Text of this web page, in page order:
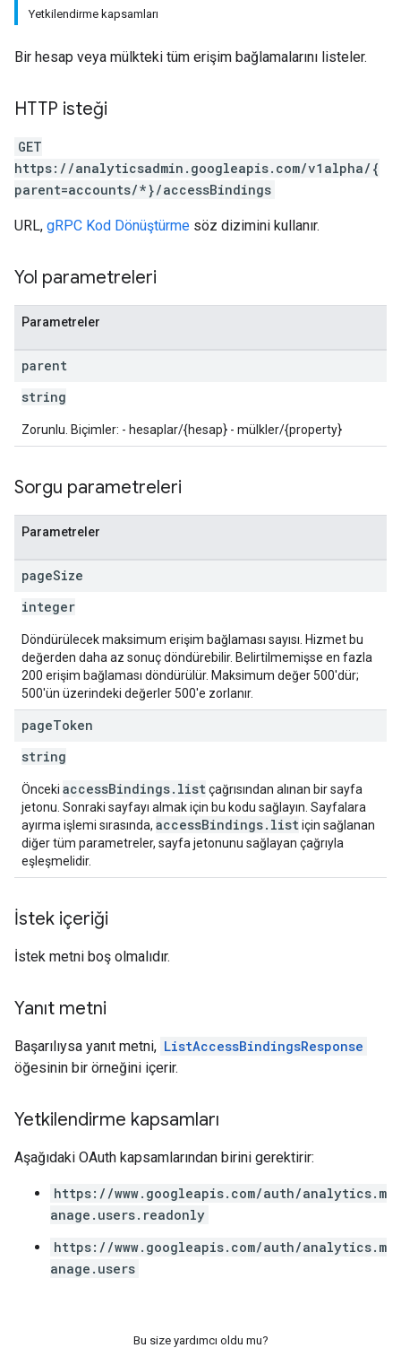
Yetkilendirme kapsamları
Bir hesap veya mülkteki tüm erişim bağlamalarını listeler.
HTTP isteği
GET
https://analyticsadmin.googleapis.com/v1alpha/{
parent=accounts/*}/accessBindings
URL, gRPC Kod Dönüştürme söz dizimini kullanır.
Yol parametreleri
Parametreler
parent
string
Zorunlu. Biçimler: - hesaplar/{hesap} - mülkler/{property}
Sorgu parametreleri
Parametreler
pageSize
integer
Döndürülecek maksimum erişim bağlaması sayısı. Hizmet bu
değerden daha az sonuç döndürebilir. Belirtilmemişse en fazla
200 erişim bağlaması döndürülür. Maksimum değer 500'dür;
500'ün üzerindeki değerler 500'e zorlanır.
pageToken
string
Önceki accessBindings.listçağrısından alınan bir sayfa
jetonu. Sonraki sayfayı almak için bu kodu sağlayın. Sayfalara
ayırma işlemi sırasında, accessBindings.listiçin sağlanan
diğer tüm parametreler, sayfa jetonunu sağlayan çağrıyla
eşleşmelidir.
İstek içeriği
İstek metni boş olmalıdır.
Yanıt metni
Başarılıysa yanıt metni, ListAccessBindingsResponse
öğesinin bir örneğini içerir.
Yetkilendirme kapsamları
Aşağıdaki OAuth kapsamlarından birini gerektirir:
https://www.googleapis.com/auth/analytics.m
anage.users.readonly
https://www.googleapis.com/auth/analytics.m
anage.users
Bu size yardımcı oldu mu?